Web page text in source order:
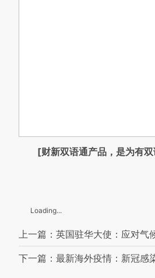
[财新双语通产品，是为有
Loading...
上一篇：英国驻华大使：应对气
下一篇：最新海外疫情：新冠